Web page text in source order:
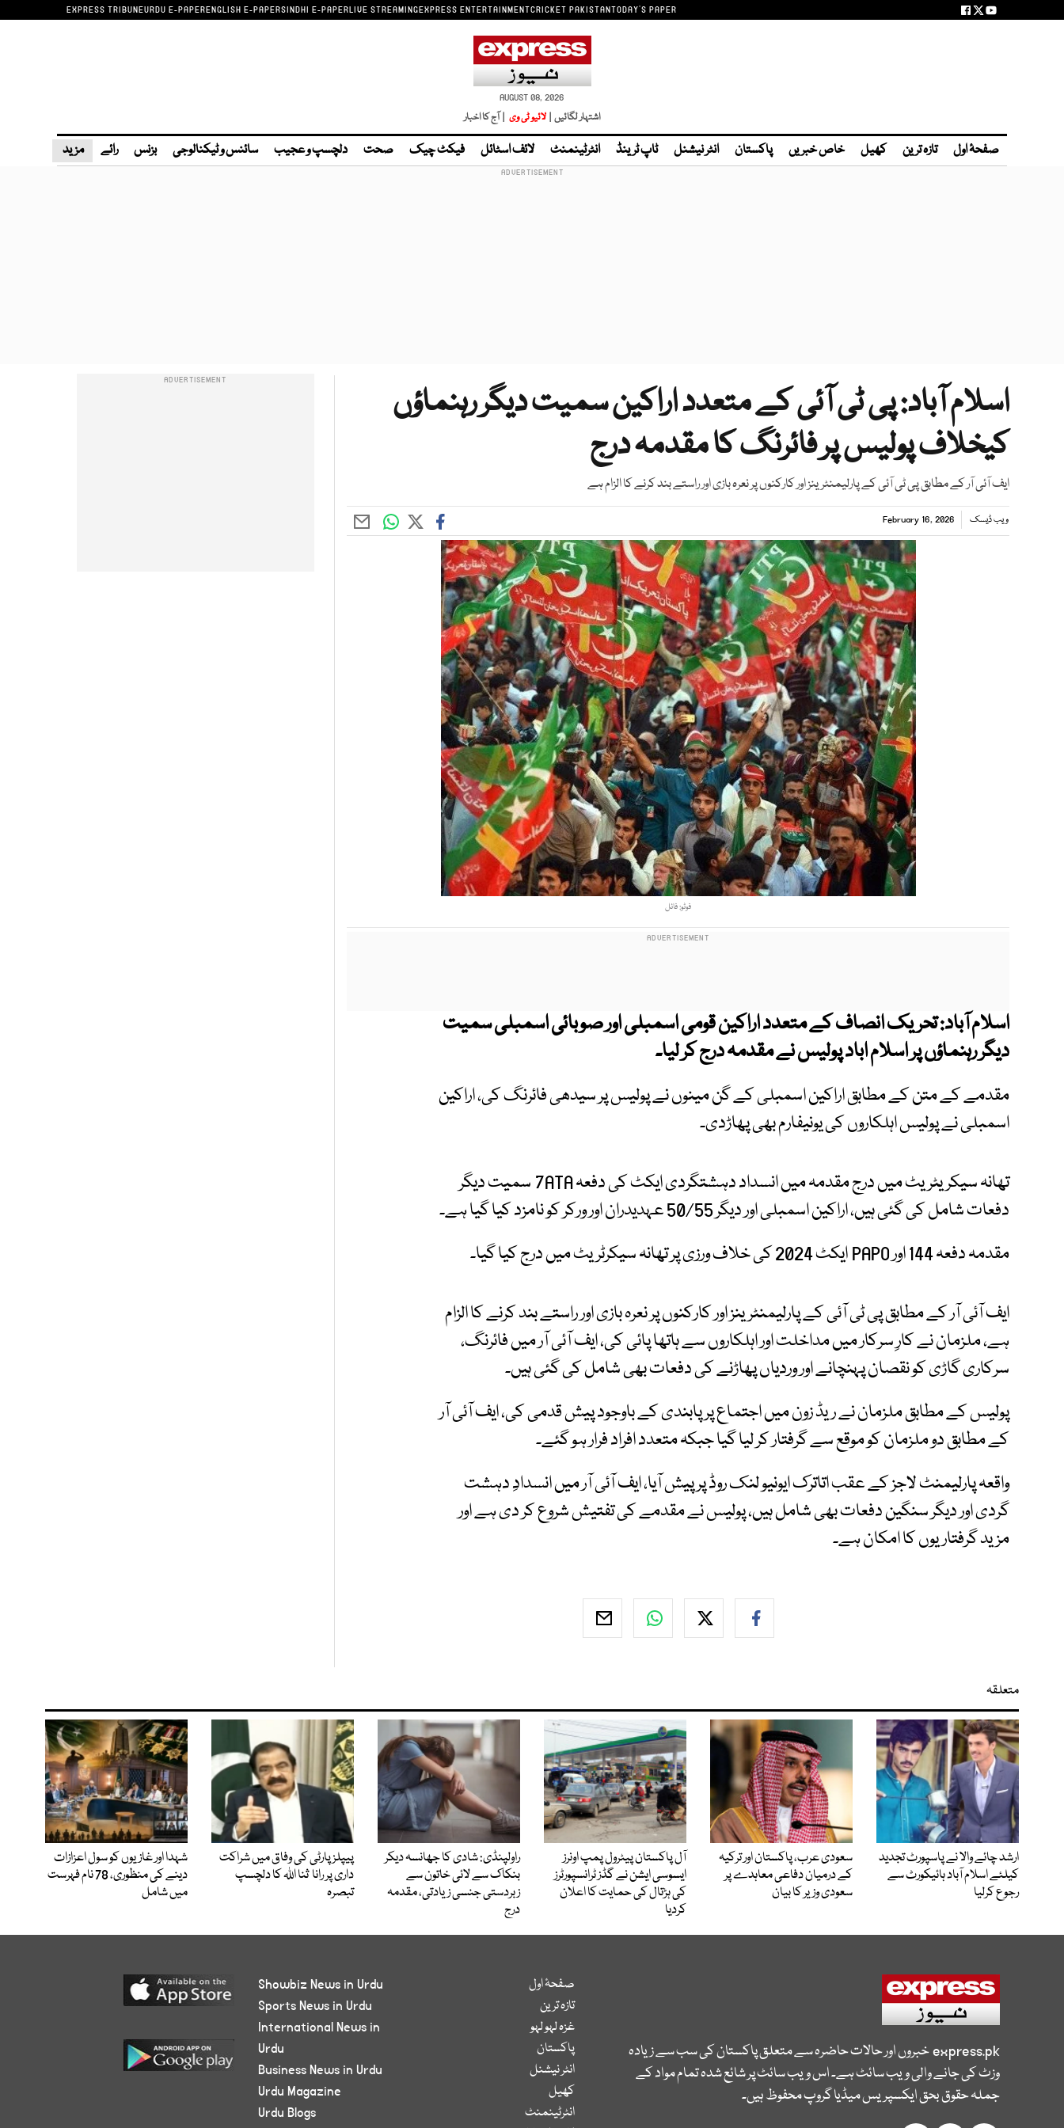
EXPRESS TRIBUNEURDU E-PAPERENGLISH E-PAPERSINDHI E-PAPERLIVE STREAMINGEXPRESS ENTERTAINMENTCRICKET PAKISTANTODAY'S PAPER
AUGUST 08, 2026
اشتہار لگائیں | لائیو ٹی وی | آج کا اخبار
صفحۂ اول تازہ ترین کھیل خاص خبریں پاکستان انٹر نیشنل ٹاپ ٹرینڈ انٹرٹینمنٹ لائف اسٹائل فیکٹ چیک صحت دلچسپ و عجیب سائنس و ٹیکنالوجی بزنس رائے مزید
اسلام آباد: ‏پی ٹی آئی کے متعدد اراکین سمیت دیگر رہنماؤں
کیخلاف پولیس پر فائرنگ کا مقدمہ درج
ایف آئی آر کے مطابق پی ٹی آئی کے پارلیمنٹرینز اور کارکنوں پر نعرہ بازی اور راستے بند کرنے کا الزام ہے
ویب ڈیسک February 16, 2026
فوٹو: فائل
اسلام آباد: ‏تحریک انصاف کے متعدد اراکین قومی اسمبلی اور صوبائی اسمبلی سمیت
دیگر رہنماؤں پر اسلام اباد پولیس نے مقدمہ درج کر لیا۔
مقدمے کے متن کے مطابق اراکین اسمبلی کے گن مینوں نے پولیس پر سیدھی فائرنگ کی، اراکین
اسمبلی نے پولیس اہلکاروں کی یونیفارم بھی پھاڑدی۔
تھانہ سیکریٹریٹ میں درج مقدمہ میں انسداد دہشتگردی ایکٹ کی دفعہ 7ATA سمیت دیگر
دفعات شامل کی گئی ہیں، اراکین اسمبلی اور دیگر 50/55 عہدیدران اور ورکر کو نامزد کیا گیا ہے۔
مقدمہ دفعہ 144 اور PAPO ایکٹ 2024 کی خلاف ورزی پر تھانہ سیکرٹریٹ میں درج کیا گیا۔
ایف آئی آر کے مطابق پی ٹی آئی کے پارلیمنٹرینز اور کارکنوں پر نعرہ بازی اور راستے بند کرنے کا الزام
ہے، ملزمان نے کارِ سرکار میں مداخلت اور اہلکاروں سے ہاتھا پائی کی، ایف آئی آر میں فائرنگ،
سرکاری گاڑی کو نقصان پہنچانے اور وردیاں پھاڑنے کی دفعات بھی شامل کی گئی ہیں۔
پولیس کے مطابق ملزمان نے ریڈ زون میں اجتماع پر پابندی کے باوجود پیش قدمی کی، ایف آئی آر
کے مطابق دو ملزمان کو موقع سے گرفتار کر لیا گیا جبکہ متعدد افراد فرار ہو گئے۔
واقعہ پارلیمنٹ لاجز کے عقب اتاترک ایونیو لنک روڈ پر پیش آیا، ایف آئی آر میں انسدادِ دہشت
گردی اور دیگر سنگین دفعات بھی شامل ہیں، پولیس نے مقدمے کی تفتیش شروع کر دی ہے اور
مزید گرفتاریوں کا امکان ہے۔
متعلقہ
ارشد چائے والا نے پاسپورٹ تجدید
کیلئے اسلام آباد ہائیکورٹ سے
رجوع کرلیا
سعودی عرب، پاکستان اور ترکیہ
کے درمیان دفاعی معاہدے پر
سعودی وزیر کا بیان
آل پاکستان پیٹرول پمپ اونرز
ایسوسی ایشن نے گڈز ٹرانسپورٹرز
کی ہڑتال کی حمایت کا اعلان
کردیا
راولپنڈی: شادی کا جھانسہ دیکر
بنکاک سے لائی خاتون سے
زبردستی جنسی زیادتی، مقدمہ
درج
پیپلز پارٹی کی وفاق میں شراکت
داری پر رانا ثنا اللہ کا دلچسپ
تبصرہ
شہدا اور غازیوں کو سول اعزازات
دینے کی منظوری، 78 نام فہرست
میں شامل
express.pkخبروں اور حالات حاضرہ سے متعلق پاکستان کی سب سے زیادہ
وزٹ کی جانے والی ویب سائٹ ہے۔ اس ویب سائٹ پر شائع شدہ تمام مواد کے
جملہ حقوق بحق ایکسپریس میڈیا گروپ محفوظ ہیں۔
صفحۂ اول
تازہ ترین
غزہ لہو لہو
پاکستان
انٹر نیشنل
کھیل
انٹرٹینمنٹ
Showbiz News in Urdu
Sports News in Urdu
International News in
Urdu
Business News in Urdu
Urdu Magazine
Urdu Blogs